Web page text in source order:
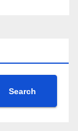
Search